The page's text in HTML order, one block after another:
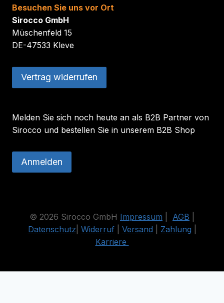
Besuchen Sie uns vor Ort
Sirocco GmbH
Müschenfeld 15
DE-47533 Kleve
Vertrag widerrufen
Melden Sie sich noch heute an als B2B Partner von
Sirocco und bestellen Sie in unserem B2B Shop
Anmelden
© 2026 Sirocco GmbH Impressum AGB
Datenschutz Widerruf| Versand Zahlung
Karriere